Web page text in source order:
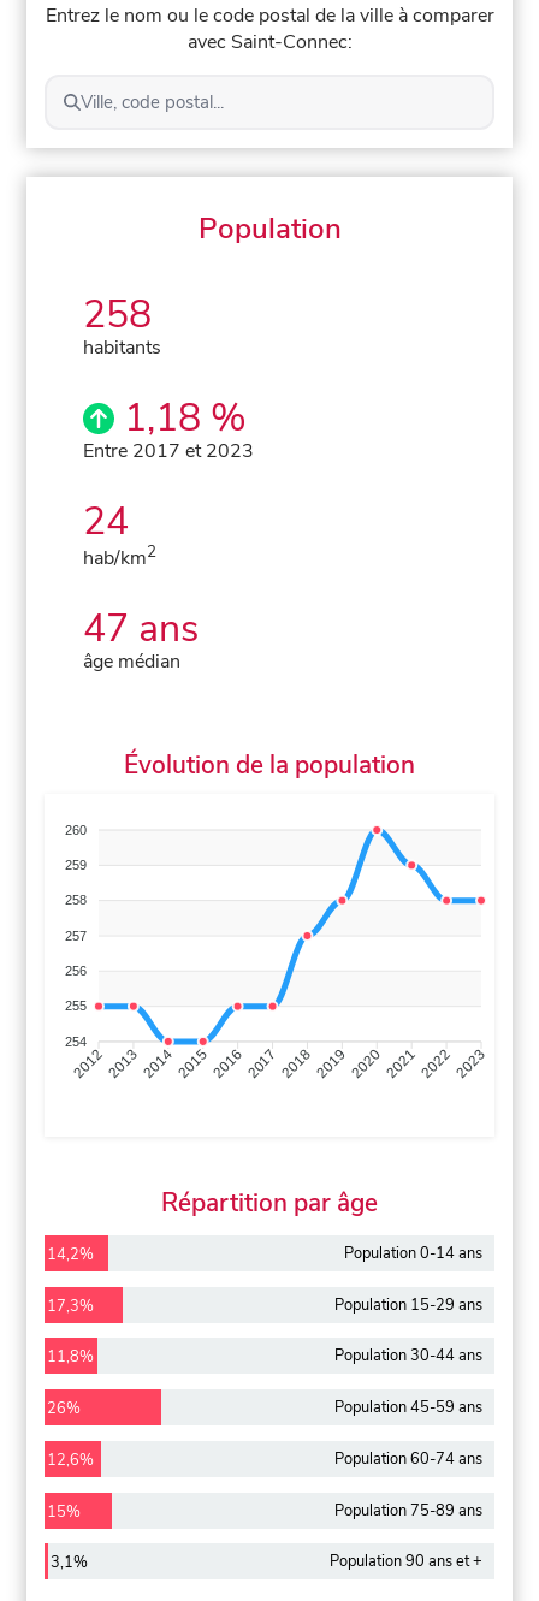
Entrez le nom ou le code postal de la ville à comparer
avec Saint-Connec:
Ville, code postal...
Population
258
habitants
1,18 %
Entre 2017 et 2023
24
hab/km2
47 ans
âge médian
Évolution de la population
260
259
258
257
256
255
254
201220132014201520162017 20182019 2020202120222023
Répartition par âge
14,2% Population 0-14 ans
17,3% Population 15-29 ans
11,8% Population 30-44 ans
26% Population 45-59 ans
12,6% Population 60-74 ans
15% Population 75-89 ans
3,1% Population 90 ans et +